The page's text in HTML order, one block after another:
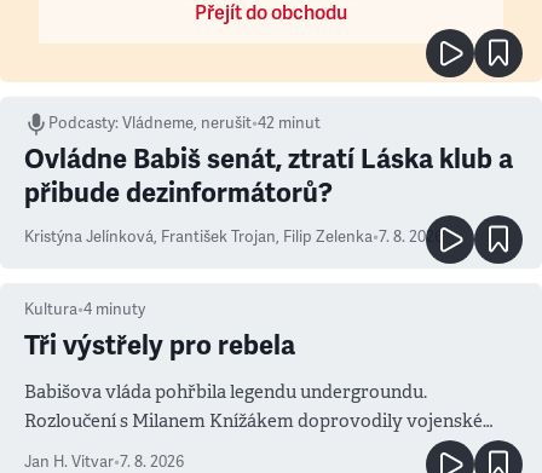
Přejít do obchodu
Podcasty:Vládneme, nerušit•42 minut
Ovládne Babiš senát, ztratí Láska klub a
přibude dezinformátorů?
Kristýna Jelínková, František Trojan, Filip Zelenka•7. 8. 2026
Kultura•4 minuty
Tři výstřely pro rebela
Babišova vláda pohřbila legendu undergroundu.
Rozloučení s Milanem Knížákem doprovodily vojenské
salvy i kritika pokrokářů
Jan H. Vitvar•7. 8. 2026